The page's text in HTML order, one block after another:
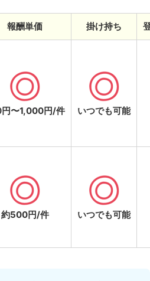
報酬単価 掛け持ち
〜1,000円/件 いつでも可能
約500円/件 いつでも可能